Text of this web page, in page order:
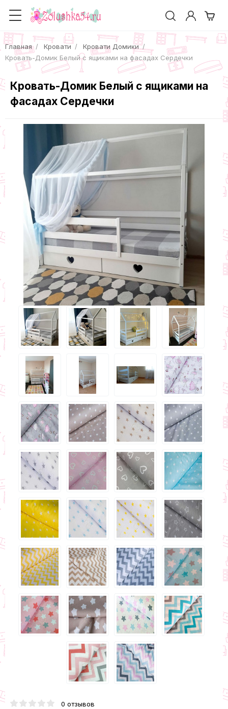
Главная Кровати
Кровати Домики
Кровать-Домик Белый с ящиками на фасадах Сердечки
Кровать-Домик Белый с ящиками на
фасадах Сердечки
0 отзывов